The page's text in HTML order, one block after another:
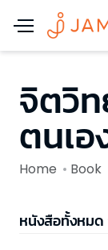
จิตวิ
ตนเอ
Home Book
หนังสือทั้งหมด